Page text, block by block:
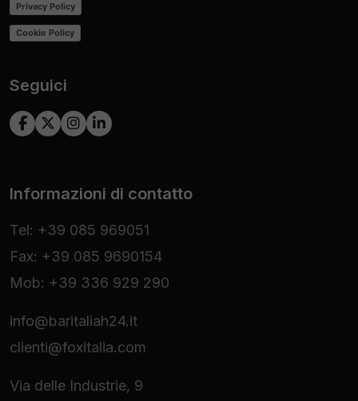
Privacy Policy
Cookie Policy
Seguici
Informazioni di contatto
Tel: +39 085 969051
Fax: +39 085 9690154
Mob: +39 336 929 290
info@baritaliah24.it
clienti@foxitalia.com
Via delle Industrie, 9